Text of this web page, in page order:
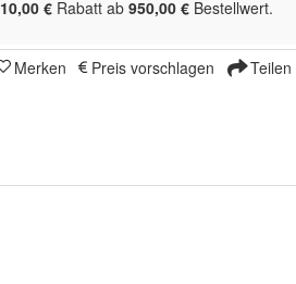
10,00 € Rabatt ab 950,00 € Bestellwert.
Merken Preis vorschlagen Teilen